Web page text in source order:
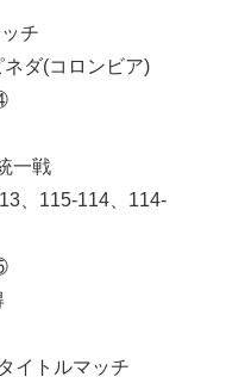
チ
ダ(コロンビア)
一戦
、115-114、114-
イトルマッチ